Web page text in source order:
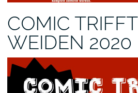
COMIC TRIFFT
WEIDEN 2020